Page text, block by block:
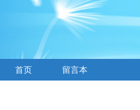
首页 留言本